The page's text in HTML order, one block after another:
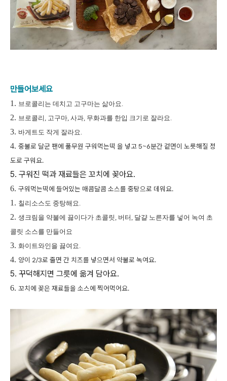
만들어보세요
1. 브로콜리는 데치고 고구마는 삶아요.
2. 브로콜리, 고구마, 사과, 무화과를 한입 크기로 잘라요.
3. 바게트도 작게 잘라요.
4. 중불로 달군 팬에 풀무원 구워먹는떡 을 넣고 5~6분간 겉면이 노릇해질 정
도로 구워요.
5. 구워진 떡과 재료들은 꼬치에 꽂아요.
6. 구워먹는떡에 들어있는 매콤달콤 소스를 중탕으로 데워요.
1. 칠리소스도 중탕해요.
2. 생크림을 약불에 끓이다가 초콜릿, 버터, 달걀 노른자를 넣어 녹여 초
콜릿 소스를 만들어요
3. 화이트와인을 끓여요.
4. 양이 2/3로 줄면 간 치즈를 넣으면서 약불로 녹여요.
5. 꾸덕해지면 그릇에 옮겨 담아요.
6. 꼬치에 꽂은 재료들을 소스에 찍어먹어요.